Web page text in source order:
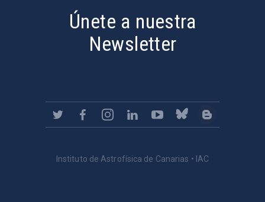
Únete a nuestra
Newsletter
Instituto de Astrofísica de Canarias • IAC